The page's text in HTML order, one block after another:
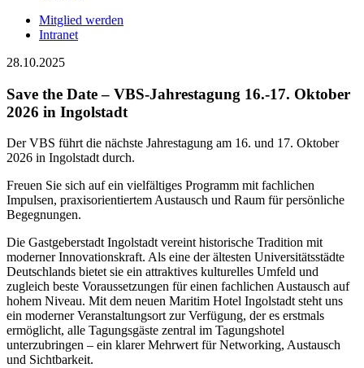
Mitglied werden
Intranet
28.10.2025
Save the Date – VBS-Jahrestagung 16.-17. Oktober
2026 in Ingolstadt
Der VBS führt die nächste Jahrestagung am 16. und 17. Oktober
2026 in Ingolstadt durch.
Freuen Sie sich auf ein vielfältiges Programm mit fachlichen
Impulsen, praxisorientiertem Austausch und Raum für persönliche
Begegnungen.
Die Gastgeberstadt Ingolstadt vereint historische Tradition mit
moderner Innovationskraft. Als eine der ältesten Universitätsstädte
Deutschlands bietet sie ein attraktives kulturelles Umfeld und
zugleich beste Voraussetzungen für einen fachlichen Austausch auf
hohem Niveau. Mit dem neuen Maritim Hotel Ingolstadt steht uns
ein moderner Veranstaltungsort zur Verfügung, der es erstmals
ermöglicht, alle Tagungsgäste zentral im Tagungshotel
unterzubringen – ein klarer Mehrwert für Networking, Austausch
und Sichtbarkeit.